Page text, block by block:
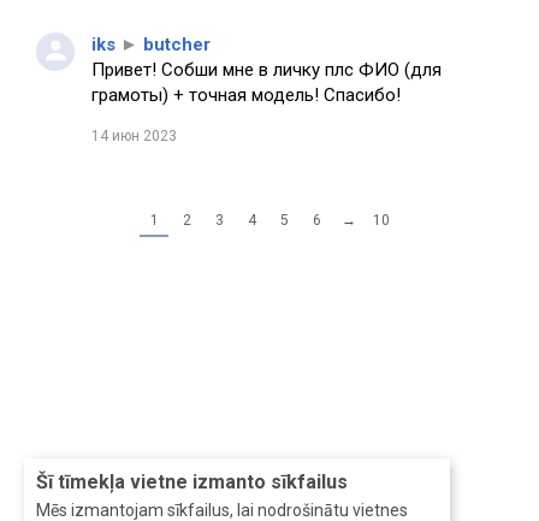
Šī tīmekļa vietne izmanto sīkfailus
Mēs izmantojam sīkfailus, lai nodrošinātu vietnes
iks ► butcher
Привет! Собши мне в личку плс ФИО (для
грамоты) + точная модель! Спасибо!
14 июн 2023
1 2 3 4 5 6 → 10